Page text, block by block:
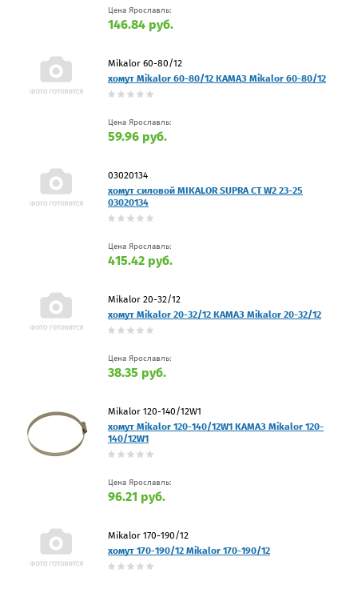
Цена Ярославль:
146.84 руб.
Mikalor 60-80/12
хомут Mikalor 60-80/12 КАМАЗ Mikalor 60-80/12
Цена Ярославль:
59.96 руб.
03020134
хомут силовой MIKALOR SUPRA CT W2 23-25
03020134
Цена Ярославль:
415.42 руб.
Mikalor 20-32/12
хомут Mikalor 20-32/12 КАМАЗ Mikalor 20-32/12
Цена Ярославль:
38.35 руб.
Mikalor 120-140/12W1
хомут Mikalor 120-140/12W1 КАМАЗ Mikalor 120-
140/12W1
Цена Ярославль:
96.21 руб.
Mikalor 170-190/12
хомут 170-190/12 Mikalor 170-190/12